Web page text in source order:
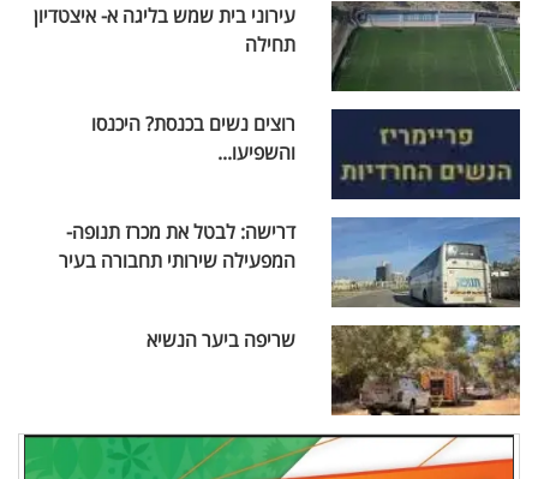
עירוני בית שמש בליגה א- איצטדיון
תחילה
רוצים נשים בכנסת? היכנסו
והשפיעו...
דרישה: לבטל את מכרז תנופה-
המפעילה שירותי תחבורה בעיר
שריפה ביער הנשיא